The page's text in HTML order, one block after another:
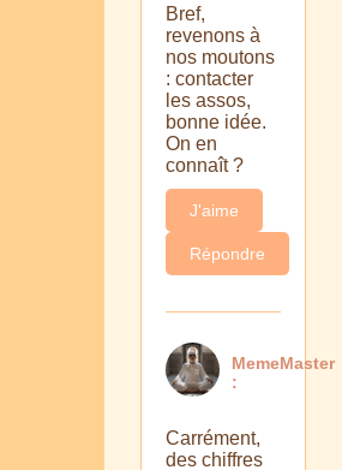
Bref,
revenons à
nos moutons
: contacter
les assos,
bonne idée.
On en
connaît ?
J'aime
Répondre
MemeMaster
:
Carrément,
des chiffres